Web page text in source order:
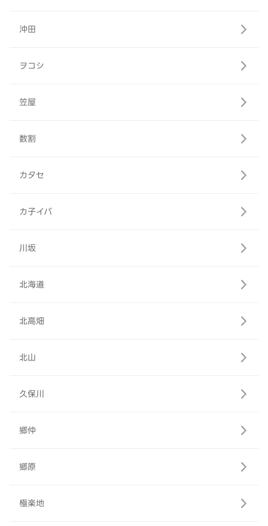
沖田
ヲコシ
笠屋
数割
カタセ
カ子イバ
川坂
北海道
北高畑
北山
久保川
郷仲
郷原
極楽地